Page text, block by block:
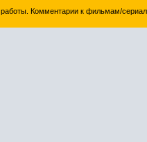
работы. Комментарии к фильмам/